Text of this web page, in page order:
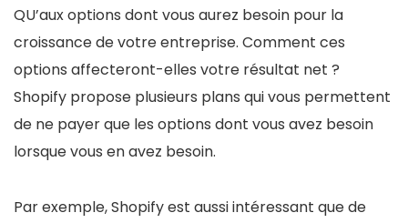
QU’aux options dont vous aurez besoin pour la
croissance de votre entreprise. Comment ces
options affecteront-elles votre résultat net ?
Shopify propose plusieurs plans qui vous permettent
de ne payer que les options dont vous avez besoin
lorsque vous en avez besoin.
Par exemple, Shopify est aussi intéressant que de